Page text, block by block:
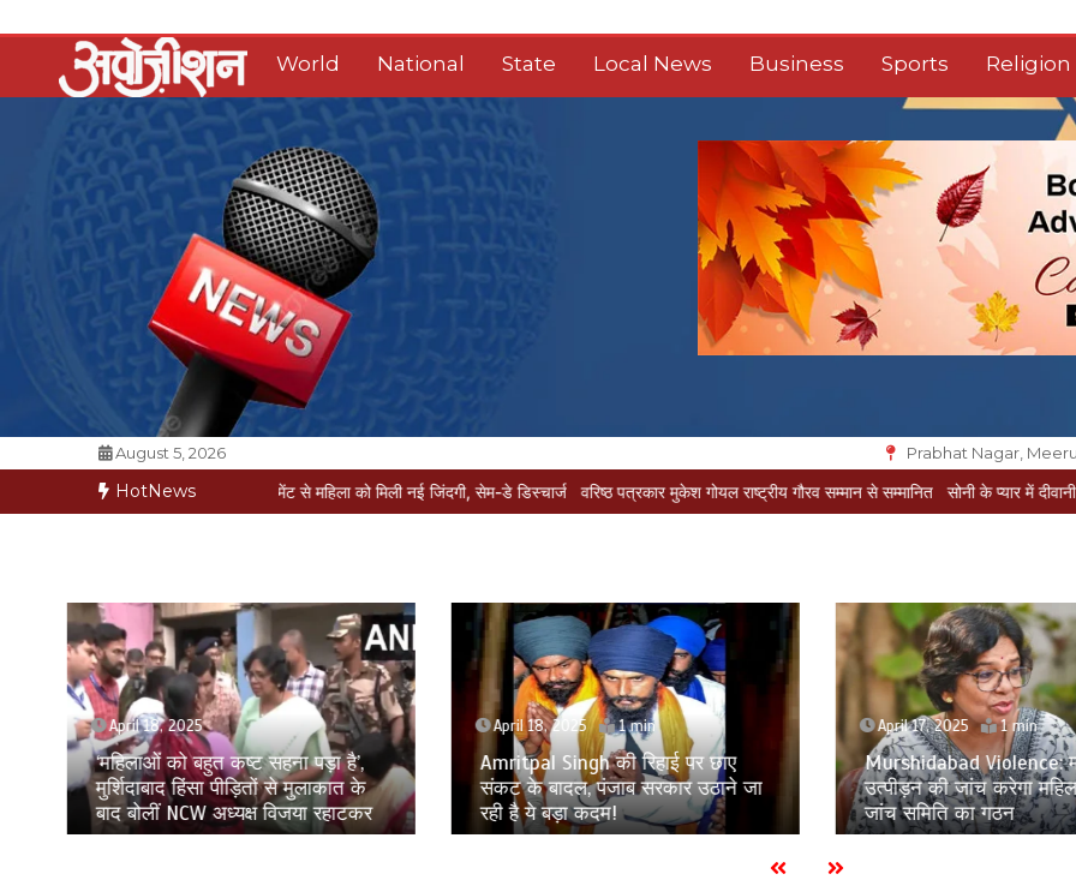
to
content
World National State Local News Business Sports Religion
Opposition Digital
August 5, 2026 Prabhat Nagar,
HotNews
मैक्स में नी-रिप्लेसमेंट से महिला को मिली नई जिंदगी, सेम-डे डिस्चार्ज वरिष्ठ पत्रकार मुकेश गोयल राष्ट्रीय गौरव सम्मान से सम्मानित सोनी के प्यार में दीवानी सीता पहुंची मेरठ
April 18, 2025
‘महिलाओं को बहुत कष्ट सहना पड़ा है’,
मुर्शिदाबाद हिंसा पीड़ितों से मुलाकात के
बाद बोलीं NCW अध्यक्ष विजया रहाटकर
April 18, 2025 1 min
Amritpal Singh की रिहाई पर छाए
संकट के बादल, पंजाब सरकार उठाने जा
रही है ये बड़ा कदम!
April 17, 2025 1 min
Murshidabad Violence:
उत्पीड़न की जांच करेगा
जांच समिति का गठन